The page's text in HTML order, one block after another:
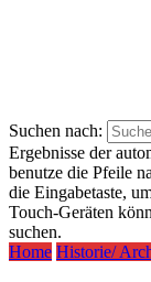
Suchen nach:
Ergebnisse der
benutze die Pfeile
die Eingabetaste,
Touch-Geräten
suchen.
Home Historie/